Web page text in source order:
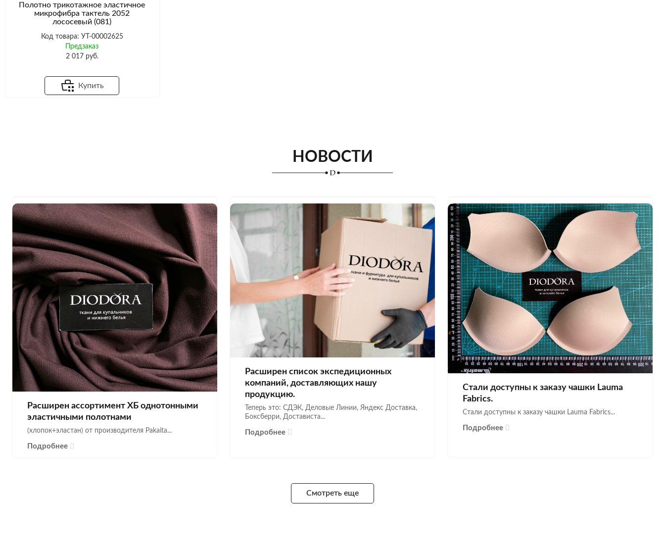
Полотно трикотажное эластичное
микрофибра тактель 2052
лососевый (081)
Код товара: УТ-00002625
Предзаказ
2 017 руб.
Купить
НОВОСТИ
Расширен ассортимент ХБ однотонными
эластичными полотнами
(хлопок+эластан) от производителя Pakaita...
Подробнее
Расширен список экспедиционных
компаний, доставляющих нашу
продукцию.
Теперь это: СДЭК, Деловые Линии, Яндекс Доставка,
Боксберри, Достависта...
Подробнее
Стали доступны к заказу чашки Lauma
Fabrics.
Стали доступны к заказу чашки Lauma Fabrics...
Подробнее
Смотреть еще